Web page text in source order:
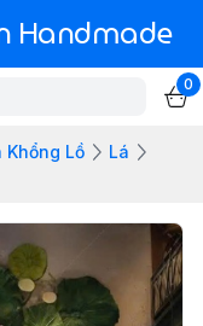
Handmade
0
Khổng Lồ
Lá